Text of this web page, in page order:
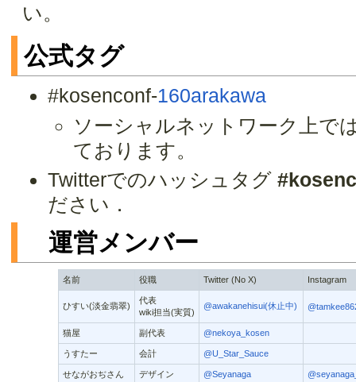
い。
公式タグ
#kosenconf-160arakawa
ソーシャルネットワーク上で
ております。
Twitterでのハッシュタグ
ださい．
運営メンバー
名前 役職 Twitter (No X) Instagram
ひすい(淡金翡翠)
代表
wiki担当(実質)
@awakanehisui(休止中)
猫屋 副代表 @nekoya_kosen
うすたー 会計 @U_Star_Sauce
せながおぢさん デザイン @Seyanaga